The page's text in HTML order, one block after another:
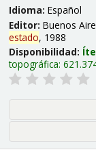
Idioma: Español
Editor: Buenos
estado, 1988
Disponibilidad:
topográfica: